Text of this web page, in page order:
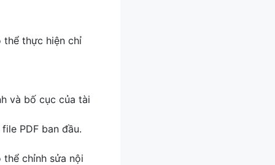
thể thực hiện chỉ
và bố cục của tài
PDF ban đầu.
chỉnh sửa nội